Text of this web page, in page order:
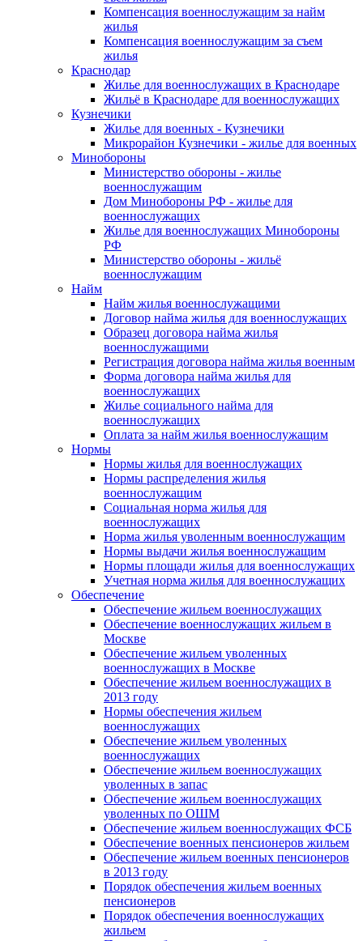
Компенсация военнослужащим за найм
жилья
Компенсация военнослужащим за съем
жилья
Краснодар
Жилье для военнослужащих в Краснодаре
Жильё в Краснодаре для военнослужащих
Кузнечики
Жилье для военных - Кузнечики
Микрорайон Кузнечики - жилье для военных
Минобороны
Министерство обороны - жилье
военнослужащим
Дом Минобороны РФ - жилье для
военнослужащих
Жилье для военнослужащих Минобороны
РФ
Министерство обороны - жильё
военнослужащим
Найм
Найм жилья военнослужащими
Договор найма жилья для военнослужащих
Образец договора найма жилья
военнослужащими
Регистрация договора найма жилья военным
Форма договора найма жилья для
военнослужащих
Жилье социального найма для
военнослужащих
Оплата за найм жилья военнослужащим
Нормы
Нормы жилья для военнослужащих
Нормы распределения жилья
военнослужащим
Социальная норма жилья для
военнослужащих
Норма жилья уволенным военнослужащим
Нормы выдачи жилья военнослужащим
Нормы площади жилья для военнослужащих
Учетная норма жилья для военнослужащих
Обеспечение
Обеспечение жильем военнослужащих
Обеспечение военнослужащих жильем в
Москве
Обеспечение жильем уволенных
военнослужащих в Москве
Обеспечение жильем военнослужащих в
2013 году
Нормы обеспечения жильем
военнослужащих
Обеспечение жильем уволенных
военнослужащих
Обеспечение жильем военнослужащих
уволенных в запас
Обеспечение жильем военнослужащих
уволенных по ОШМ
Обеспечение жильем военнослужащих ФСБ
Обеспечение военных пенсионеров жильем
Обеспечение жильем военных пенсионеров
в 2013 году
Порядок обеспечения жильем военных
пенсионеров
Порядок обеспечения военнослужащих
жильем